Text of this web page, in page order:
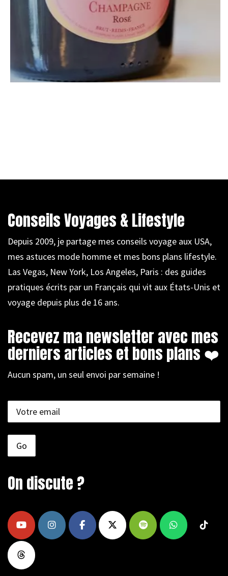
Conseils Voyages & Lifestyle
Depuis 2009, je partage mes conseils voyage aux USA,
mes astuces mode homme et mes bons plans lifestyle.
Las Vegas, New York, Los Angeles, Paris : des guides
pratiques écrits par un Français qui vit aux États-Unis et
voyage depuis plus de 16 ans.
Recevez ma newsletter avec mes
derniers articles et bons plans ❤️
Aucun spam, un seul envoi par semaine !
On discute ?